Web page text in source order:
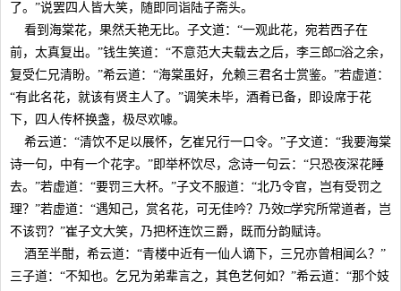
了。”说罢四人皆大笑，随即同诣陆子斋头。
看到海棠花，果然夭艳无比。子文道：“一观此花，宛若西子在
前，太真复出。”钱生笑道：“不意范大夫载去之后，李三郎□浴之余，
复受仁兄清盼。”希云道：“海棠虽好，允赖三君名士赏鉴。”若虚道：
“有此名花，就该有贤主人了。”调笑未毕，酒肴已备，即设席于花
下，四人传杯换盏，极尽欢噱。
希云道：“清饮不足以展怀，乞崔兄行一口令。”子文道：“我要海棠
诗一句，中有一个花字。”即举杯饮尽，念诗一句云：“只恐夜深花睡
去。”若虚道：“要罚三大杯。”子文不服道：“北乃令官，岂有受罚之
理？”若虚道：“遇知己，赏名花，可无佳吟？乃效□学究所常道者，岂
不该罚？”崔子文大笑，乃把杯连饮三爵，既而分韵赋诗。
酒至半酣，希云道：“青楼中近有一仙人谪下，三兄亦曾相闻么？”
三子道：“不知也。乞兄为弟辈言之，其色艺何如？”希云道：“那个妓